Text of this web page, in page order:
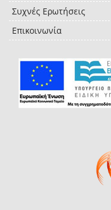
Συχνές Ερωτήσεις
Επικοινωνία